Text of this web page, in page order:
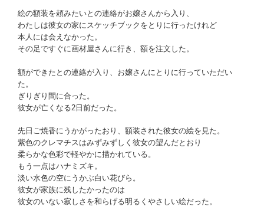
絵の額装を頼みたいとの連絡がお嬢さんから入り、
わたしは彼女の家にスケッチブックをとりに行ったけれど
本人には会えなかった。
その足ですぐに画材屋さんに行き、額を注文した。
額ができたとの連絡が入り、お嬢さんにとりに行っていただい
た。
ぎりぎり間に合った。
彼女が亡くなる2日前だった。
先日ご焼香にうかがったおり、額装された彼女の絵を見た。
紫色のクレマチスはみずみずしく彼女の望んだとおり
柔らかな色彩で軽やかに描かれている。
もう一点はハナミズキ。
淡い水色の空にうかぶ白い花びら。
彼女が家族に残したかったのは
彼女のいない寂しさを和らげる明るくやさしい絵だった。